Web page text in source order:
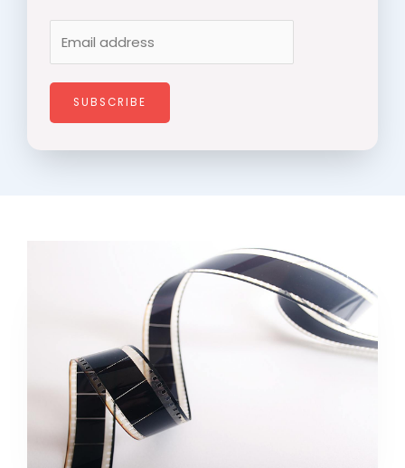
SUBSCRIBE